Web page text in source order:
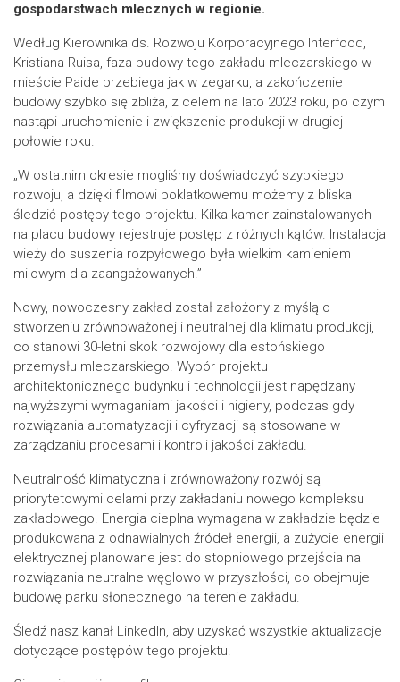
gospodarstwach mlecznych w regionie.
Według Kierownika ds. Rozwoju Korporacyjnego Interfood,
Kristiana Ruisa, faza budowy tego zakładu mleczarskiego w
mieście Paide przebiega jak w zegarku, a zakończenie
budowy szybko się zbliża, z celem na lato 2023 roku, po czym
nastąpi uruchomienie i zwiększenie produkcji w drugiej
połowie roku.
„W ostatnim okresie mogliśmy doświadczyć szybkiego
rozwoju, a dzięki filmowi poklatkowemu możemy z bliska
śledzić postępy tego projektu. Kilka kamer zainstalowanych
na placu budowy rejestruje postęp z różnych kątów. Instalacja
wieży do suszenia rozpyłowego była wielkim kamieniem
milowym dla zaangażowanych.”
Nowy, nowoczesny zakład został założony z myślą o
stworzeniu zrównoważonej i neutralnej dla klimatu produkcji,
co stanowi 30-letni skok rozwojowy dla estońskiego
przemysłu mleczarskiego. Wybór projektu
architektonicznego budynku i technologii jest napędzany
najwyższymi wymaganiami jakości i higieny, podczas gdy
rozwiązania automatyzacji i cyfryzacji są stosowane w
zarządzaniu procesami i kontroli jakości zakładu.
Neutralność klimatyczna i zrównoważony rozwój są
priorytetowymi celami przy zakładaniu nowego kompleksu
zakładowego. Energia cieplna wymagana w zakładzie będzie
produkowana z odnawialnych źródeł energii, a zużycie energii
elektrycznej planowane jest do stopniowego przejścia na
rozwiązania neutralne węglowo w przyszłości, co obejmuje
budowę parku słonecznego na terenie zakładu.
Śledź nasz kanał LinkedIn, aby uzyskać wszystkie aktualizacje
dotyczące postępów tego projektu.